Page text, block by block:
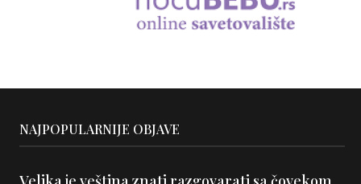
NAJPOPULARNIJE OBJAVE